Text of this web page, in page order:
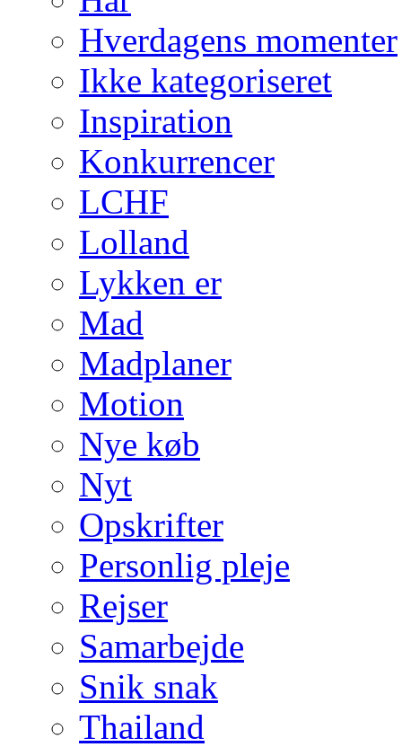
Hverdagens momenter
Ikke kategoriseret
Inspiration
Konkurrencer
LCHF
Lolland
Lykken er
Mad
Madplaner
Motion
Nye køb
Nyt
Opskrifter
Personlig pleje
Rejser
Samarbejde
Snik snak
Thailand